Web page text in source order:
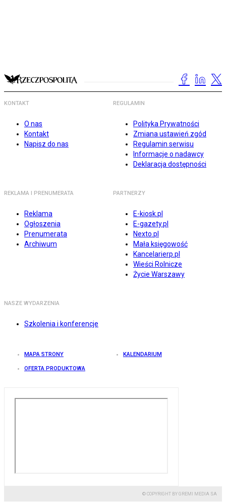
KONTAKT
O nas
Kontakt
Napisz do nas
REGULAMIN
Polityka Prywatności
Zmiana ustawień zgód
Regulamin serwisu
Informacje o nadawcy
Deklaracja dostępności
REKLAMA I PRENUMERATA
Reklama
Ogłoszenia
Prenumerata
Archiwum
PARTNERZY
E-kiosk.pl
E-gazety.pl
Nexto.pl
Mała księgowość
Kancelarierp.pl
Wieści Rolnicze
Życie Warszawy
NASZE WYDARZENIA
Szkolenia i konferencje
MAPA STRONY KALENDARIUM
OFERTA PRODUKTOWA
© COPYRIGHT BY GREMI MEDIA SA